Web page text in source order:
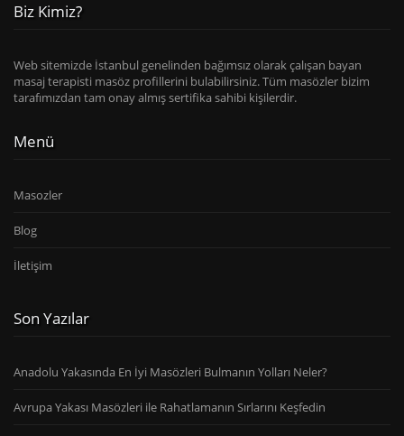
Biz Kimiz?
Web sitemizde İstanbul genelinden bağımsız olarak çalışan bayan
masaj terapisti masöz profillerini bulabilirsiniz. Tüm masözler bizim
tarafımızdan tam onay almış sertifika sahibi kişilerdir.
Menü
Masozler
Blog
İletişim
Son Yazılar
Anadolu Yakasında En İyi Masözleri Bulmanın Yolları Neler?
Avrupa Yakası Masözleri ile Rahatlamanın Sırlarını Keşfedin